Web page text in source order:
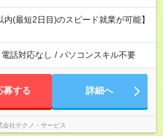
(最短2日目)のスピード就業が可能】
電話対応なし / パソコンスキル不要
募する 詳細へ
会社テクノ・サービス